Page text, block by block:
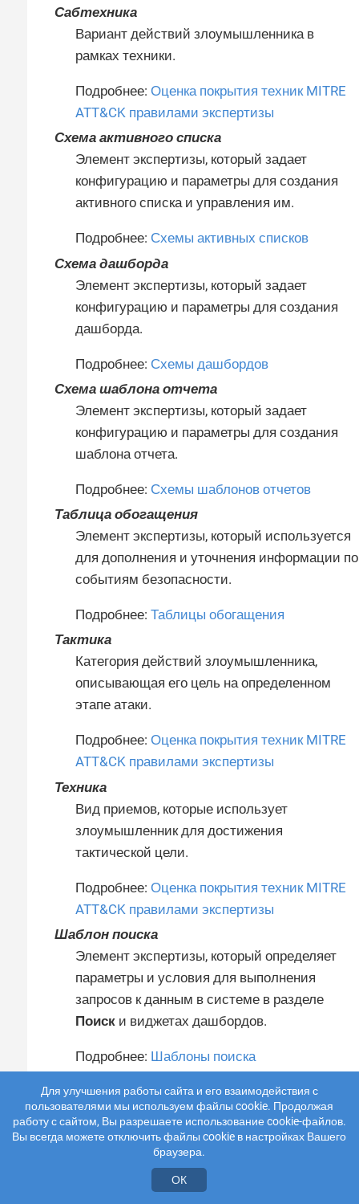
Сабтехника
Вариант действий злоумышленника в
рамках техники.
Подробнее: Оценка покрытия техник MITRE
ATT&CK правилами экспертизы
Схема активного списка
Элемент экспертизы, который задает
конфигурацию и параметры для создания
активного списка и управления им.
Подробнее: Схемы активных списков
Схема дашборда
Элемент экспертизы, который задает
конфигурацию и параметры для создания
дашборда.
Подробнее: Схемы дашбордов
Схема шаблона отчета
Элемент экспертизы, который задает
конфигурацию и параметры для создания
шаблона отчета.
Подробнее: Схемы шаблонов отчетов
Таблица обогащения
Элемент экспертизы, который используется
для дополнения и уточнения информации по
событиям безопасности.
Подробнее: Таблицы обогащения
Тактика
Категория действий злоумышленника,
описывающая его цель на определенном
этапе атаки.
Подробнее: Оценка покрытия техник MITRE
ATT&CK правилами экспертизы
Техника
Вид приемов, которые использует
злоумышленник для достижения
тактической цели.
Подробнее: Оценка покрытия техник MITRE
ATT&CK правилами экспертизы
Шаблон поиска
Элемент экспертизы, который определяет
параметры и условия для выполнения
запросов к данным в системе в разделе
Поиски виджетах дашбордов.
Подробнее: Шаблоны поиска
Модуль системы, позволяющий создавать
объекты на языке RObject для
специализированных задач.
Работа с элементами
Для улучшения работы сайта и его взаимодействия с
пользователями мы используем файлы cookie. Продолжая
работу с сайтом, Вы разрешаете использование cookie-файлов.
Вы всегда можете отключить файлы cookie в настройках Вашего
браузера.
ОК